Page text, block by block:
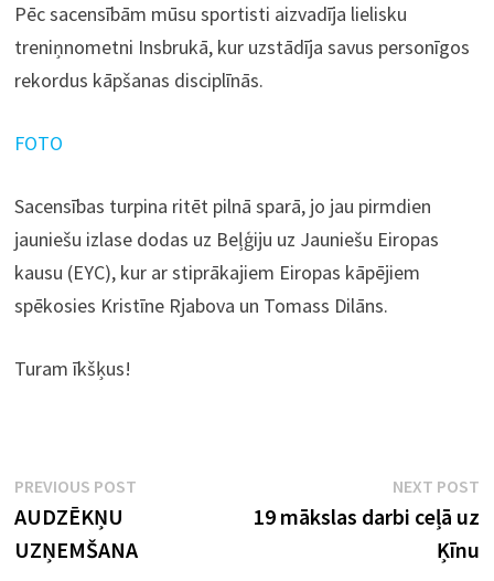
Pēc sacensībām mūsu sportisti aizvadīja lielisku
treniņnometni Insbrukā, kur uzstādīja savus personīgos
rekordus kāpšanas disciplīnās.
FOTO
Sacensības turpina ritēt pilnā sparā, jo jau pirmdien
jauniešu izlase dodas uz Beļģiju uz Jauniešu Eiropas
kausu (EYC), kur ar stiprākajiem Eiropas kāpējiem
spēkosies Kristīne Rjabova un Tomass Dilāns.
Turam īkšķus!
Ziņu
izvēlne
PREVIOUS POST
AUDZĒKŅU
UZŅEMŠANA
NEXT POST
19 mākslas darbi ceļā uz
Ķīnu